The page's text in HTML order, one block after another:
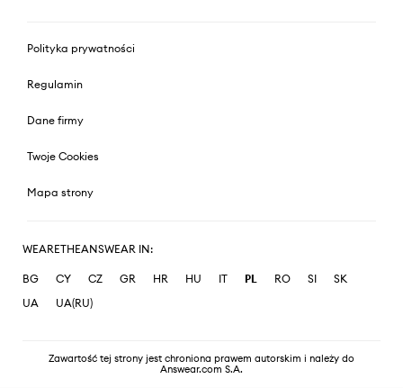
Polityka prywatności
Regulamin
Dane firmy
Twoje Cookies
Mapa strony
WEARETHEANSWEAR IN:
BG CY CZ GR HR HU IT PL RO SI
SK
UA
UA(RU)
Zawartość tej strony jest chroniona prawem autorskim i należy do
Answear.com S.A.